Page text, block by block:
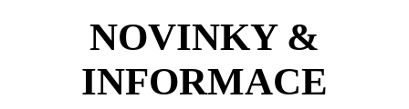
NOVINKY &
INFORMACE